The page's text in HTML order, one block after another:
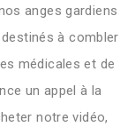
anges gardiens
à combler
médicales et de
un appel à la
notre vidéo,